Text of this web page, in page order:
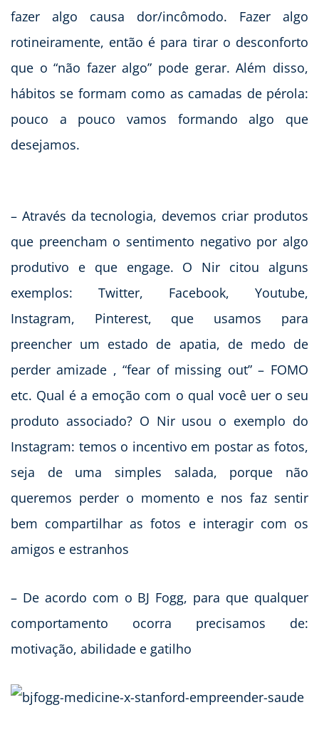
fazer algo causa dor/incômodo. Fazer algo
rotineiramente, então é para tirar o desconforto
que o “não fazer algo” pode gerar. Além disso,
hábitos se formam como as camadas de pérola:
pouco a pouco vamos formando algo que
desejamos.
– Através da tecnologia, devemos criar produtos
que preencham o sentimento negativo por algo
produtivo e que engage. O Nir citou alguns
exemplos: Twitter, Facebook, Youtube,
Instagram, Pinterest, que usamos para
preencher um estado de apatia, de medo de
perder amizade , “fear of missing out” – FOMO
etc. Qual é a emoção com o qual você uer o seu
produto associado? O Nir usou o exemplo do
Instagram: temos o incentivo em postar as fotos,
seja de uma simples salada, porque não
queremos perder o momento e nos faz sentir
bem compartilhar as fotos e interagir com os
amigos e estranhos
– De acordo com o BJ Fogg, para que qualquer
comportamento ocorra precisamos de:
motivação, abilidade e gatilho